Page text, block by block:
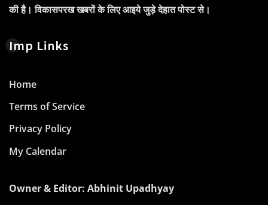
की है। विकासपरख खबरों के लिए आइये जुड़े देहात पोस्ट से।
Imp Links
Home
Terms of Service
Privacy Policy
My Calendar
Owner & Editor: Abhinit Upadhyay